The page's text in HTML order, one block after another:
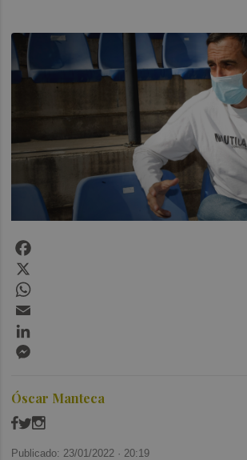
Óscar Manteca
Publicado: 23/01/2022 · 20:19